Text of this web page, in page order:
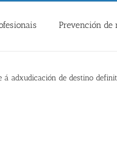
Prevención
adxudicación de destino